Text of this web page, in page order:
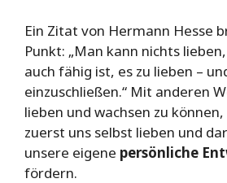
Ein Zitat von Hermann Hesse
Punkt: „Man kann nichts
auch fähig ist, es zu lieben –
einzuschließen.“ Mit anderen
lieben und wachsen zu
zuerst uns selbst lieben und
unsere eigene persönliche
fördern.